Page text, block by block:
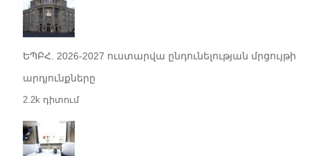
ԵՊԲՀ. 2026-2027 ուստարվա ընդունելության մրցույթի
արդյունքները
2.2k դիտում